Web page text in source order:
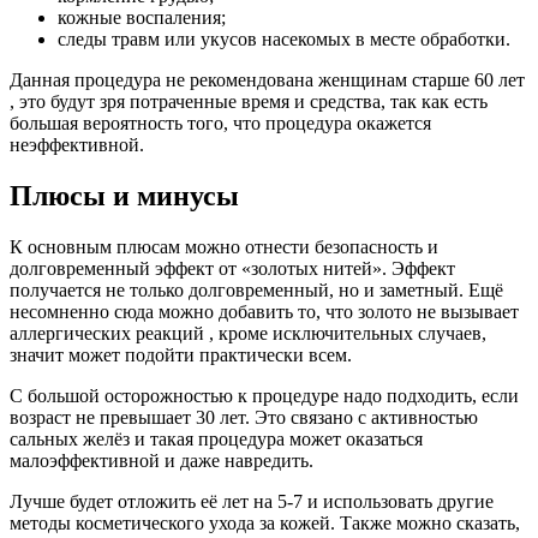
кожные воспаления;
следы травм или укусов насекомых в месте обработки.
Данная процедура не рекомендована женщинам старше 60 лет
, это будут зря потраченные время и средства, так как есть
большая вероятность того, что процедура окажется
неэффективной.
Плюсы и минусы
К основным плюсам можно отнести безопасность и
долговременный эффект от «золотых нитей». Эффект
получается не только долговременный, но и заметный. Ещё
несомненно сюда можно добавить то, что золото не вызывает
аллергических реакций , кроме исключительных случаев,
значит может подойти практически всем.
С большой осторожностью к процедуре надо подходить, если
возраст не превышает 30 лет. Это связано с активностью
сальных желёз и такая процедура может оказаться
малоэффективной и даже навредить.
Лучше будет отложить её лет на 5-7 и использовать другие
методы косметического ухода за кожей. Также можно сказать,